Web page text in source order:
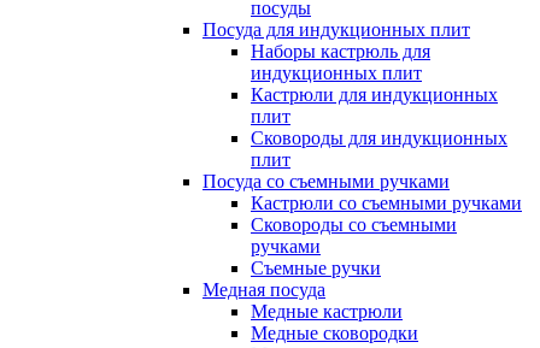
посуды
Посуда для индукционных плит
Наборы кастрюль для
индукционных плит
Кастрюли для индукционных
плит
Сковороды для индукционных
плит
Посуда со съемными ручками
Кастрюли со съемными ручками
Сковороды со съемными
ручками
Съемные ручки
Медная посуда
Медные кастрюли
Медные сковородки